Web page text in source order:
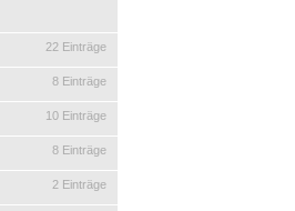
22 Einträge
8 Einträge
10 Einträge
8 Einträge
2 Einträge